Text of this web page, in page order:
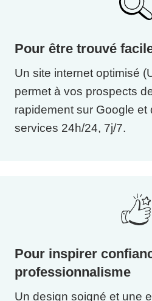
Pour être trouvé
Un site internet optimisé
permet à vos prospects
rapidement sur Google et
services 24h/24, 7j/7.
Pour inspirer
professionnalisme
Un design soigné et une